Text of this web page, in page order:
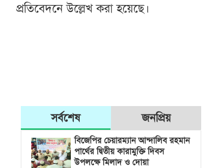
প্রতিবেদনে উল্লেখ করা হয়েছে।
সর্বশেষ জনপ্রিয়
বিজেপির চেয়ারম্যান আন্দালিব রহমান
পার্থের দ্বিতীয় কারামুক্তি দিবস
উপলক্ষে মিলাদ ও দোয়া